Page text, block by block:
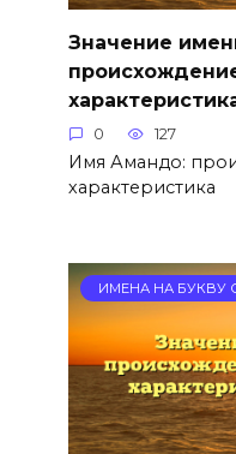
Значение
0 127
Имя Амандо:
характеристика
ИМЕНА НА БУКВУ